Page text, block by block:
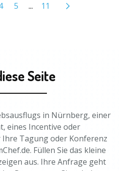
5 ... 11
Seite
in Nürnberg, einer
eines Incentive oder
Tagung oder Konferenz
Füllen Sie das kleine
aus. Ihre Anfrage geht